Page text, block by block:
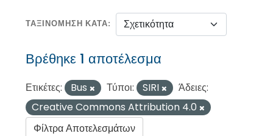
ΤΑΞΙΝΌΜΗΣΗ ΚΑΤΆ
Βρέθηκε 1 αποτέλεσμα
Ετικέτες: Bus Τύποι: SIRI
Άδειες:
Creative Commons Attribution 4.0
Φίλτρα Αποτελεσμάτων